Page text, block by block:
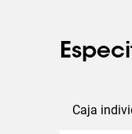
Caja